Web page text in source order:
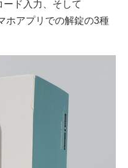
ド入力、そして
ホアプリでの解錠の3種